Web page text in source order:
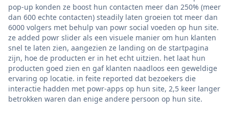
pop-up konden ze boost hun contacten meer dan 250% (meer
dan 600 echte contacten) steadily laten groeien tot meer dan
6000 volgers met behulp van powr social voeden op hun site.
ze added powr slider als een visuele manier om hun klanten
snel te laten zien, aangezien ze landing on de startpagina
zijn, hoe de producten er in het echt uitzien. het laat hun
producten goed zien en gaf klanten naadloos een geweldige
ervaring op locatie. in feite reported dat bezoekers die
interactie hadden met powr-apps op hun site, 2,5 keer langer
betrokken waren dan enige andere persoon op hun site.